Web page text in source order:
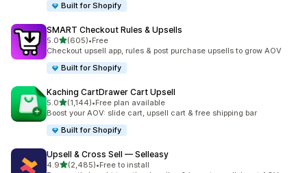
Built for Shopify
SMART Checkout Rules & Upsells
5.05つ星中
(605)
合計レビュー数：605件
•Free
Checkout upsell app, rules & post purchase upsells to grow AOV
Built for Shopify
Kaching CartDrawer Cart Upsell
5.05つ星中
(1,144)
合計レビュー数：1144件
•Free plan available
Boost your AOV: slide cart, upsell cart & free shipping bar
Built for Shopify
Upsell & Cross Sell — Selleasy
4.95つ星中
(2,485)
合計レビュー数：2485件
•Free to install